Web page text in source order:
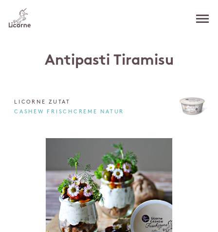
Antipasti Tiramisu
LICORNE ZUTAT
CASHEW FRISCHCREME NATUR